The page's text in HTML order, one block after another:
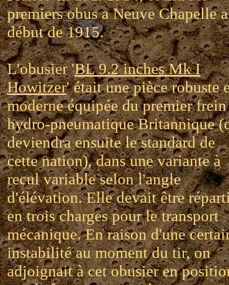
premiers obus a Neuve Chapelle
début de 1915.
L'obusier 'BL 9.2 inches Mk I
Howitzer' était une pièce robuste
moderne équipée du premier frein
hydro-pneumatique Britannique
deviendra ensuite le standard de
cette nation), dans une variante à
recul variable selon l'angle
d'élévation. Elle devait être
en trois charges pour le transport
mécanique. En raison d'une
instabilité au moment du tir, on
adjoignait à cet obusier en